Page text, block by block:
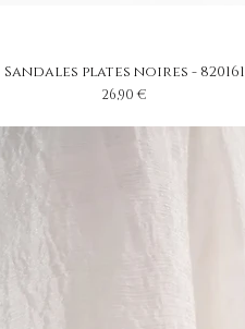
Sandales plates noires - 820161
Prix
26,90 €